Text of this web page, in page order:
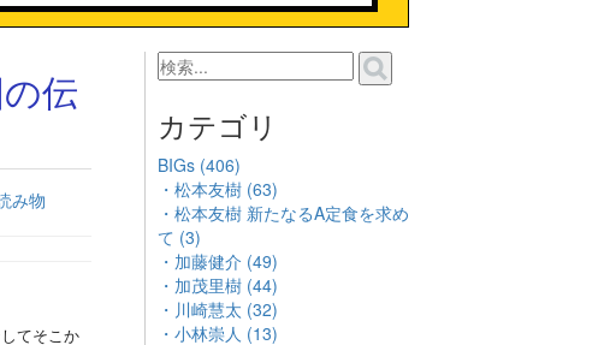
伝
み物
てそこか
カテゴリ
BIGs (406)
・松本友樹 (63)
・松本友樹 新たなるA定食を求め
て (3)
・加藤健介 (49)
・加茂里樹 (44)
・川崎慧太 (32)
・小林崇人 (13)